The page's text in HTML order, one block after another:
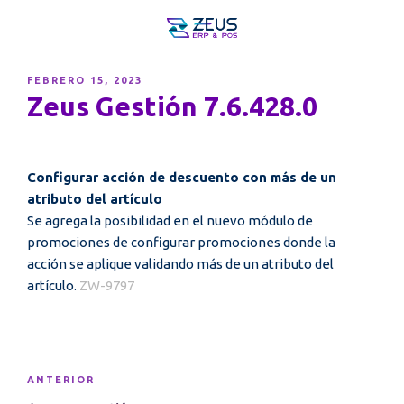
PUBLICADO
EL
FEBRERO 15, 2023
Zeus Gestión 7.6.428.0
Configurar acción de descuento con más de un
atributo del artículo
Se agrega la posibilidad en el nuevo módulo de
promociones de configurar promociones donde la
acción se aplique validando más de un atributo del
artículo. ZW-9797
Entrada
ANTERIOR